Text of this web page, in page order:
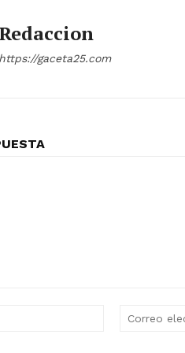
Redaccion
https://gaceta25.com
Nombre:*